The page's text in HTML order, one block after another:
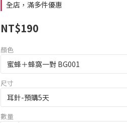
全店，滿多件優惠
NT$190
顏色
尺寸
數量